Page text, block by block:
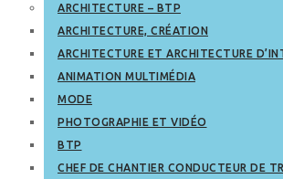
ARCHITECTURE – BTP
ARCHITECTURE, CRÉATION
ARCHITECTURE ET ARCHITECTURE
ANIMATION MULTIMÉDIA
MODE
PHOTOGRAPHIE ET VIDÉO
BTP
CHEF DE CHANTIER CONDUCTEUR DE